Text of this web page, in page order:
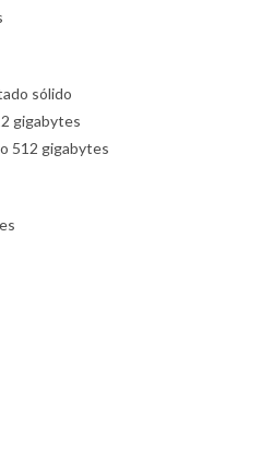
sólido
gigabytes
512 gigabytes